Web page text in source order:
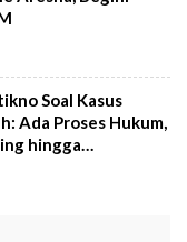
Soal Kasus
Ada Proses Hukum,
hingga